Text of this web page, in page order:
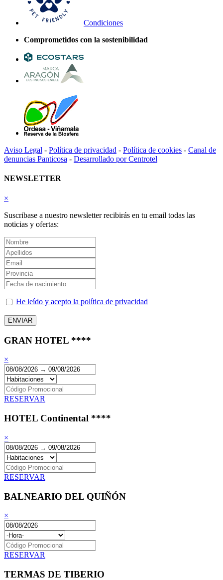
Condiciones
Comprometidos con la sostenibilidad
Aviso Legal - Política de privacidad - Política de cookies - Canal de
denuncias Panticosa - Desarrollado por Centrotel
NEWSLETTER
×
Suscribase a nuestro newsletter recibirás en tu email todas las
noticias y ofertas:
He leído y acepto la política de privacidad
GRAN HOTEL ****
×
RESERVAR
HOTEL Continental ****
×
RESERVAR
BALNEARIO DEL QUIÑÓN
×
RESERVAR
TERMAS DE TIBERIO